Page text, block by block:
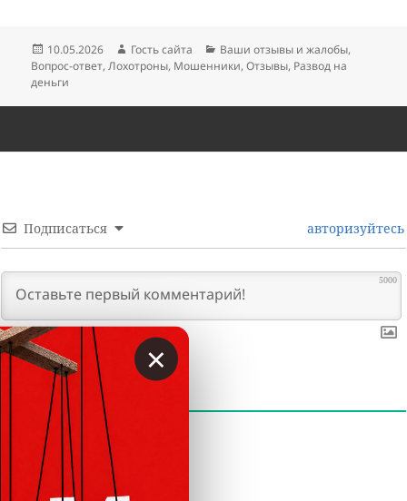
Опубликовано
10.05.2026 Автор
Гость сайта Рубрики
Ваши отзывы и жалобы,
Вопрос-ответ,Лохотроны, Мошенники,Отзывы, Развод на
деньги
Подписаться авторизуйтесь
5000
КОММЕНТАРИИ
×